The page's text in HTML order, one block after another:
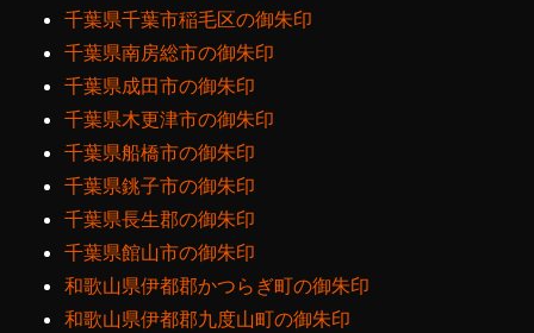
千葉県千葉市稲毛区の御朱印
千葉県南房総市の御朱印
千葉県成田市の御朱印
千葉県木更津市の御朱印
千葉県船橋市の御朱印
千葉県銚子市の御朱印
千葉県長生郡の御朱印
千葉県館山市の御朱印
和歌山県伊都郡かつらぎ町の御朱印
和歌山県伊都郡九度山町の御朱印